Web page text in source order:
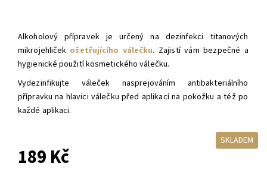
Alkoholový přípravek je určený na dezinfekci titanových
mikrojehliček ošetřujícího válečku. Zajistí vám bezpečné a
hygienické použití kosmetického válečku.
Vydezinfikujte váleček nasprejováním antibakteriálního
přípravku na hlavici válečku před aplikací na pokožku a též po
každé aplikaci.
SKLADEM
189 Kč